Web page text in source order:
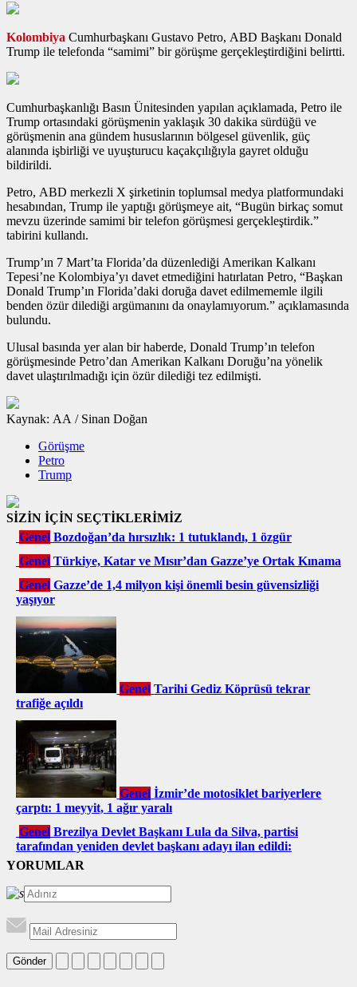
Kolombiya Cumhurbaşkanı Gustavo Petro, ABD Başkanı Donald
Trump ile telefonda “samimi” bir görüşme gerçekleştirdiğini belirtti.
Cumhurbaşkanlığı Basın Ünitesinden yapılan açıklamada, Petro ile
Trump ortasındaki görüşmenin yaklaşık 30 dakika sürdüğü ve
görüşmenin ana gündem hususlarının bölgesel güvenlik, güç
alanında işbirliği ve uyuşturucu kaçakçılığıyla gayret olduğu
bildirildi.
Petro, ABD merkezli X şirketinin toplumsal medya platformundaki
hesabından, Trump ile yaptığı görüşmeye ait, “Bugün birkaç somut
mevzu üzerinde samimi bir telefon görüşmesi gerçekleştirdik.”
tabirini kullandı.
Trump’ın 7 Mart’ta Florida’da düzenlediği Amerikan Kalkanı
Tepesi’ne Kolombiya’yı davet etmediğini hatırlatan Petro, “Başkan
Donald Trump’ın Florida’daki doruğa davet edilmememle ilgili
benden özür dilediği argümanını da onaylamıyorum.” açıklamasında
bulundu.
Ulusal basında yer alan bir haberde, Donald Trump’ın telefon
görüşmesinde Petro’dan Amerikan Kalkanı Doruğu’na yönelik
davet ulaştırılmadığı için özür dilediği tez edilmişti.
Kaynak: AA / Sinan Doğan
Görüşme
Petro
Trump
SİZİN İÇİN SEÇTİKLERİMİZ
Genel Bozdoğan’da hırsızlık: 1 tutuklandı, 1 özgür
Genel Türkiye, Katar ve Mısır’dan Gazze’ye Ortak Kınama
Genel Gazze’de 1,4 milyon kişi önemli besin güvensizliği
yaşıyor
Genel Tarihi Gediz Köprüsü tekrar
trafiğe açıldı
Genel İzmir’de motosiklet bariyerlere
çarptı: 1 meyyit, 1 ağır yaralı
Genel Brezilya Devlet Başkanı Lula da Silva, partisi
tarafından yeniden devlet başkanı adayı ilan edildi:
YORUMLAR
Gönder